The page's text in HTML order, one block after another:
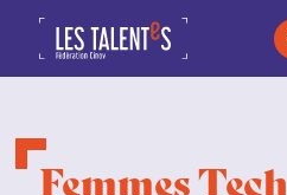
Femmes Tech